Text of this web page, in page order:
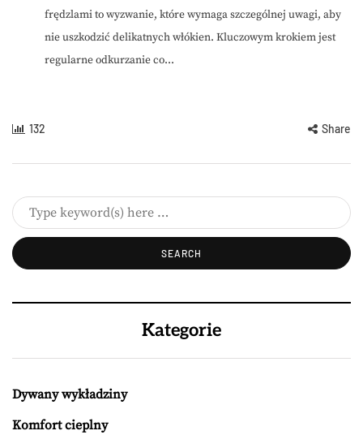
frędzlami to wyzwanie, które wymaga szczególnej uwagi, aby
nie uszkodzić delikatnych włókien. Kluczowym krokiem jest
regularne odkurzanie co...
132 Share
Kategorie
Dywany wykładziny
Komfort cieplny